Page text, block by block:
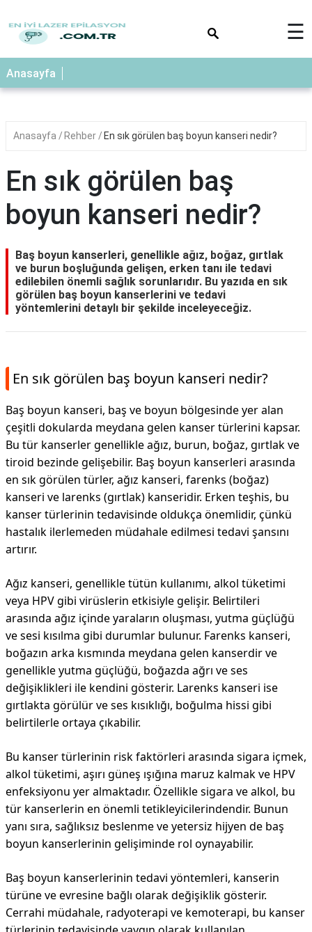
☰
Anasayfa
Anasayfa Rehber En sık görülen baş boyun kanseri nedir?
En sık görülen baş
boyun kanseri nedir?
Baş boyun kanserleri, genellikle ağız, boğaz, gırtlak
ve burun boşluğunda gelişen, erken tanı ile tedavi
edilebilen önemli sağlık sorunlarıdır. Bu yazıda en sık
görülen baş boyun kanserlerini ve tedavi
yöntemlerini detaylı bir şekilde inceleyeceğiz.
En sık görülen baş boyun kanseri nedir?
Baş boyun kanseri, baş ve boyun bölgesinde yer alan
çeşitli dokularda meydana gelen kanser türlerini kapsar.
Bu tür kanserler genellikle ağız, burun, boğaz, gırtlak ve
tiroid bezinde gelişebilir. Baş boyun kanserleri arasında
en sık görülen türler, ağız kanseri, farenks (boğaz)
kanseri ve larenks (gırtlak) kanseridir. Erken teşhis, bu
kanser türlerinin tedavisinde oldukça önemlidir, çünkü
hastalık ilerlemeden müdahale edilmesi tedavi şansını
artırır.
Ağız kanseri, genellikle tütün kullanımı, alkol tüketimi
veya HPV gibi virüslerin etkisiyle gelişir. Belirtileri
arasında ağız içinde yaraların oluşması, yutma güçlüğü
ve sesi kısılma gibi durumlar bulunur. Farenks kanseri,
boğazın arka kısmında meydana gelen kanserdir ve
genellikle yutma güçlüğü, boğazda ağrı ve ses
değişiklikleri ile kendini gösterir. Larenks kanseri ise
gırtlakta görülür ve ses kısıklığı, boğulma hissi gibi
belirtilerle ortaya çıkabilir.
Bu kanser türlerinin risk faktörleri arasında sigara içmek,
alkol tüketimi, aşırı güneş ışığına maruz kalmak ve HPV
enfeksiyonu yer almaktadır. Özellikle sigara ve alkol, bu
tür kanserlerin en önemli tetikleyicilerindendir. Bunun
yanı sıra, sağlıksız beslenme ve yetersiz hijyen de baş
boyun kanserlerinin gelişiminde rol oynayabilir.
Baş boyun kanserlerinin tedavi yöntemleri, kanserin
türüne ve evresine bağlı olarak değişiklik gösterir.
Cerrahi müdahale, radyoterapi ve kemoterapi, bu kanser